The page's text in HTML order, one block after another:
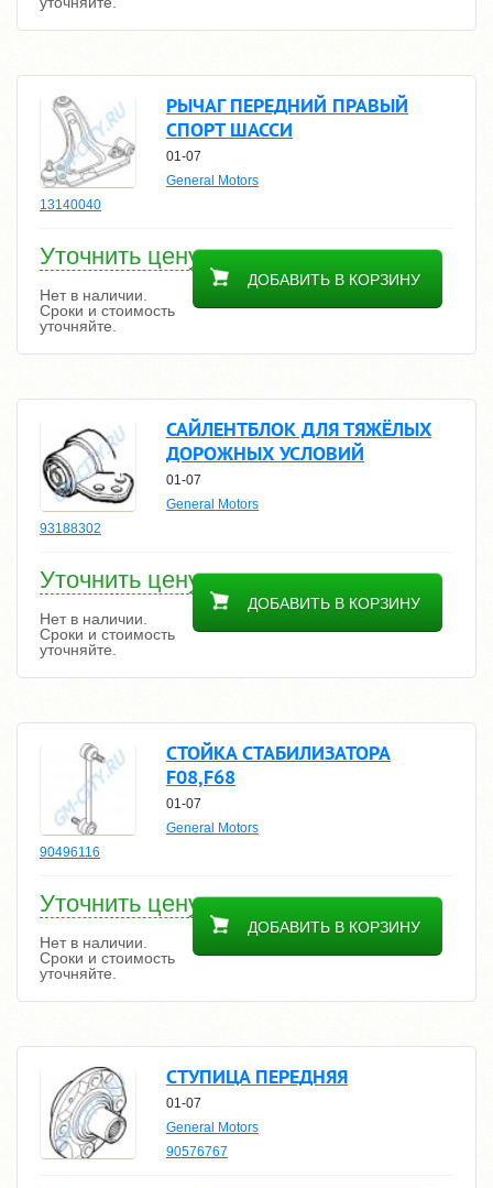
РЫЧАГ ПЕРЕДНИЙ ПРАВЫЙ
СПОРТ ШАССИ
01-07
General Motors
13140040
Уточнить цену
ДОБАВИТЬ В КОРЗИНУ
Нет в наличии.
Сроки и стоимость
уточняйте.
САЙЛЕНТБЛОК ДЛЯ ТЯЖЁЛЫХ
ДОРОЖНЫХ УСЛОВИЙ
01-07
General Motors
93188302
Уточнить цену
ДОБАВИТЬ В КОРЗИНУ
Нет в наличии.
Сроки и стоимость
уточняйте.
СТОЙКА СТАБИЛИЗАТОРА
F08,F68
01-07
General Motors
90496116
Уточнить цену
ДОБАВИТЬ В КОРЗИНУ
Нет в наличии.
Сроки и стоимость
уточняйте.
СТУПИЦА ПЕРЕДНЯЯ
01-07
General Motors
90576767